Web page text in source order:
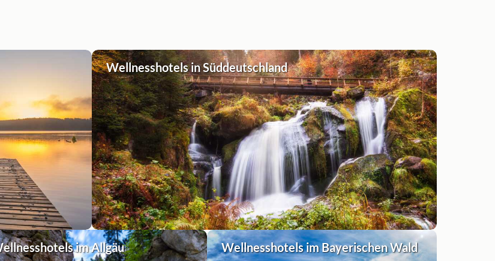
Wellnesshotels in Süddeutschland
im Allgäu Wellnesshotels im Bayerischen Wald